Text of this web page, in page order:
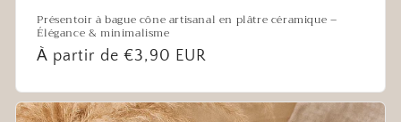
Présentoir à bague cône artisanal en plâtre céramique –
Élégance & minimalisme
Prix
À partir de €3,90 EUR